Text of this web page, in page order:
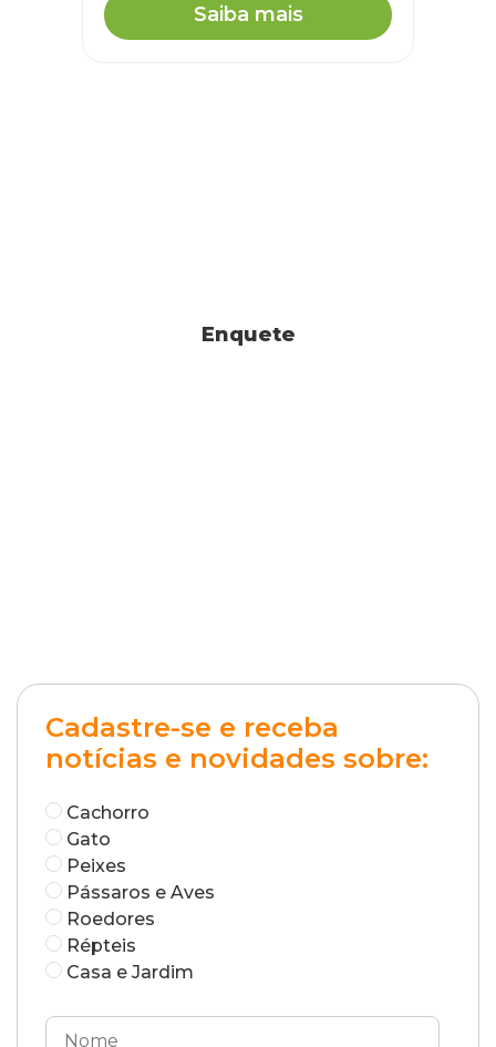
Saiba mais
Enquete
Cadastre-se e receba
notícias e novidades sobre:
Cachorro
Gato
Peixes
Pássaros e Aves
Roedores
Répteis
Casa e Jardim